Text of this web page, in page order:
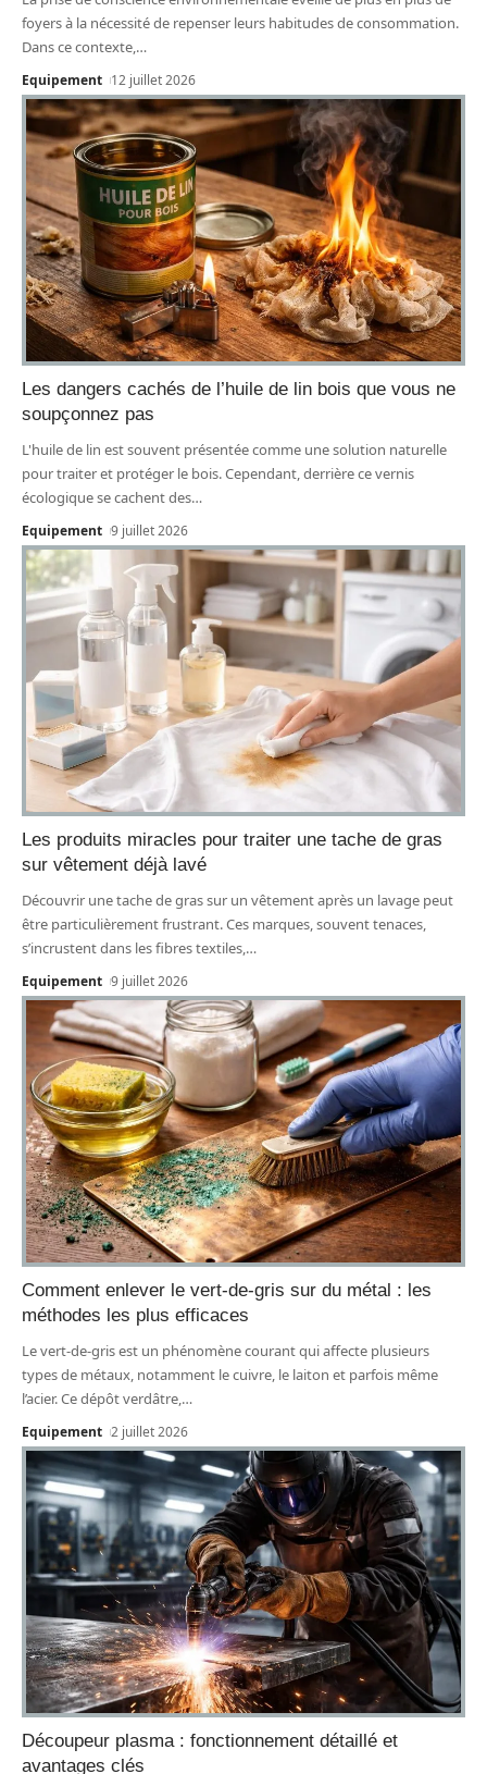
foyers à la nécessité de repenser leurs habitudes de consommation.
Dans ce contexte,…
Equipement 12 juillet 2026
Les dangers cachés de l’huile de lin bois que vous ne
soupçonnez pas
L'huile de lin est souvent présentée comme une solution naturelle
pour traiter et protéger le bois. Cependant, derrière ce vernis
écologique se cachent des…
Equipement 9 juillet 2026
Les produits miracles pour traiter une tache de gras
sur vêtement déjà lavé
Découvrir une tache de gras sur un vêtement après un lavage peut
être particulièrement frustrant. Ces marques, souvent tenaces,
s’incrustent dans les fibres textiles,…
Equipement 9 juillet 2026
Comment enlever le vert-de-gris sur du métal : les
méthodes les plus efficaces
Le vert-de-gris est un phénomène courant qui affecte plusieurs
types de métaux, notamment le cuivre, le laiton et parfois même
l’acier. Ce dépôt verdâtre,…
Equipement 2 juillet 2026
Découpeur plasma : fonctionnement détaillé et
avantages clés